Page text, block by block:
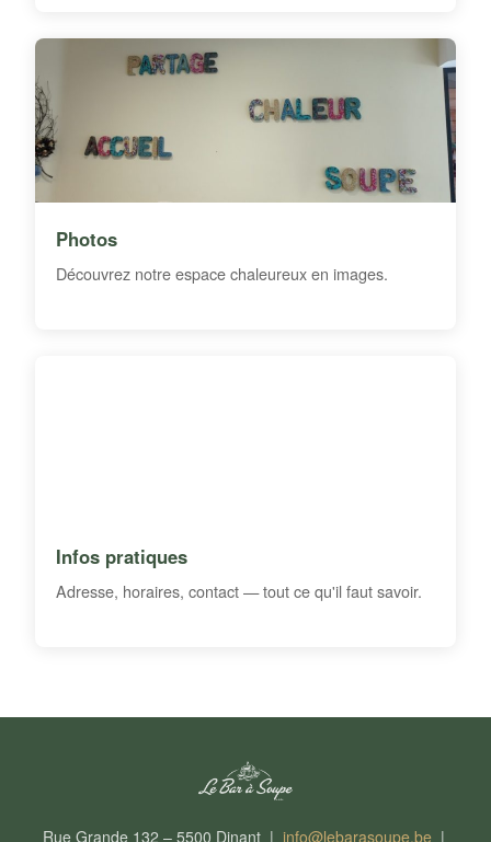
Photos
Découvrez notre espace chaleureux en images.
Infos pratiques
Adresse, horaires, contact — tout ce qu'il faut savoir.
Rue Grande 132 – 5500 Dinant | info@lebarasoupe.be|